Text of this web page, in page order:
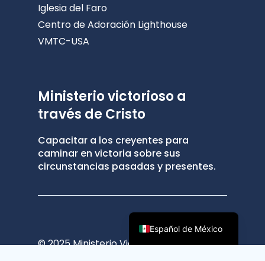
Iglesia del Faro
Centro de Adoración Lighthouse
VMTC-USA
Ministerio victorioso a
través de Cristo
Capacitar a los creyentes para
caminar en victoria sobre sus
circunstancias pasadas y presentes.
© 2025 Ministerio Victorioso a través de
Español de México